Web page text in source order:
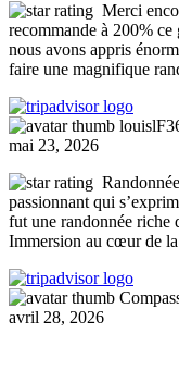
Merci
recommande à 200%
nous avons appris
faire une magnifique
mai 23, 2026
passionnant qui
fut une randonnée riche
Immersion au cœur de
avril 28, 2026